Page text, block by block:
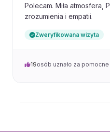
Polecam. Miła atmosfera,
zrozumienia i empatii.
Zweryfikowana wizyta
19osób uznało za pomocne